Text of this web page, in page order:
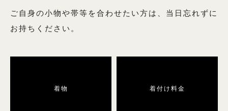
絽の商品一覧へ
ご自身の小物や帯等を合わせたい方は、当日忘れずに
お持ちください。
着物 着付け料金